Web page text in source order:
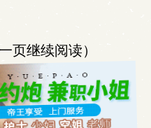
页继续阅读）